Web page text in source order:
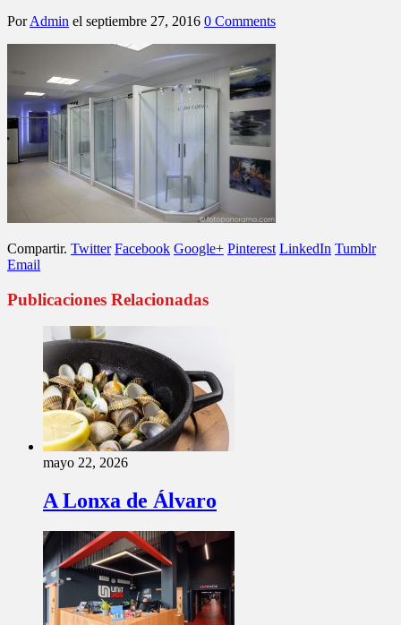
PorAdmin el septiembre 27, 2016 0 Comments
Compartir. Twitter Facebook Google+ Pinterest LinkedIn Tumblr
Email
Publicaciones Relacionadas
mayo 22, 2026
A Lonxa de Álvaro